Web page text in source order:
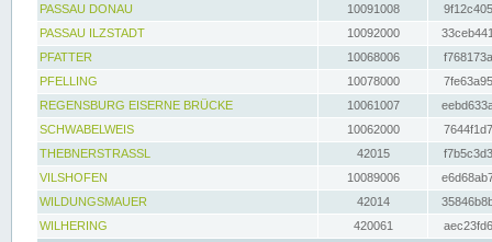
PASSAU DONAU
10091008
PASSAU ILZSTADT
10092000
PFATTER
10068006
PFELLING
10078000
REGENSBURG EISERNE BRÜCKE
10061007
SCHWABELWEIS
10062000
THEBNERSTRASSL
42015
VILSHOFEN
10089006
WILDUNGSMAUER
42014
WILHERING
420061